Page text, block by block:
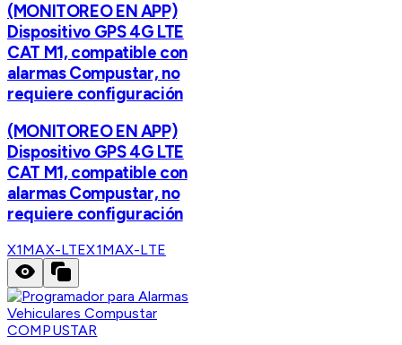
(MONITOREO EN APP)
Dispositivo GPS 4G LTE
CAT M1, compatible con
alarmas Compustar, no
requiere configuración
(MONITOREO EN APP)
Dispositivo GPS 4G LTE
CAT M1, compatible con
alarmas Compustar, no
requiere configuración
X1MAX-LTEX1MAX-LTE
COMPUSTAR